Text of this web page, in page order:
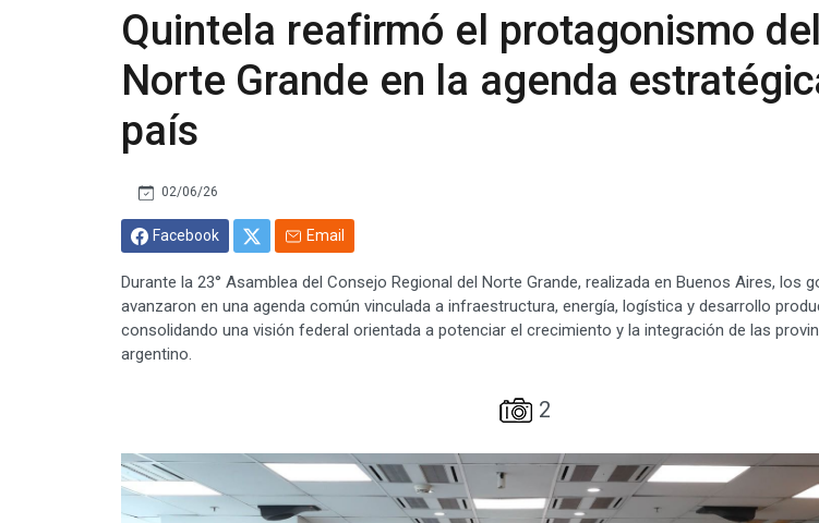
Quintela reafirmó el protagonismo del
Norte Grande en la agenda
país
02/06/26
Facebook Email
Durante la 23° Asamblea del Consejo Regional del Norte Grande, realizada en Buenos Aires, los
avanzaron en una agenda común vinculada a infraestructura, energía, logística y desarrollo
consolidando una visión federal orientada a potenciar el crecimiento y la integración de las
argentino.
2